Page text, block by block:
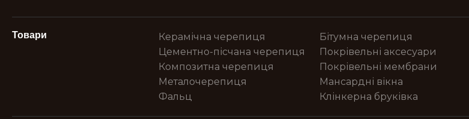
Товари
Керамічна черепиця
Цементно-пісчана черепиця
Композитна черепиця
Металочерепиця
Фальц
Бітумна черепиця
Покрівельні аксесуари
Покрівельні мембрани
Мансардні вікна
Клінкерна бруківка